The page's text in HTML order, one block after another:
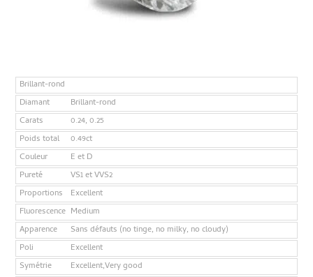
Brillant-rond
Diamant
Brillant-rond
Carats
0.24, 0.25
Poids total
0.49ct
Couleur
E et D
Pureté
VS1 et VVS2
Proportions
Excellent
Fluorescence Medium
Apparence
Sans défauts (no tinge, no milky, no cloudy)
Poli
Excellent
Symétrie
Excellent,Very good